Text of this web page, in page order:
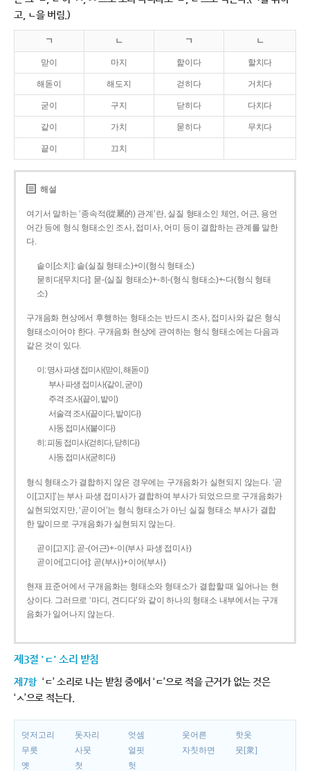
고, ㄴ을 버림.)
ㄱ ㄴ ㄱ ㄴ
맏이 마지 핥이다 할치다
해돋이 해도지 걷히다 거치다
굳이 구지 닫히다 다치다
같이 가치 묻히다 무치다
끝이 끄치
해설
여기서 말하는 ‘종속적(從屬的) 관계’란, 실질 형태소인 체언, 어근, 용언
어간 등에 형식 형태소인 조사, 접미사, 어미 등이 결합하는 관계를 말한
다.
솥이[소치]: 솥(실질 형태소)+이(형식 형태소)
묻히다[무치다]: 묻­-(실질 형태소)+­-히­-(형식 형태소)+-다(형식 형태
소)
구개음화 현상에서 후행하는 형태소는 반드시 조사, 접미사와 같은 형식
형태소이어야 한다. 구개음화 현상에 관여하는 형식 형태소에는 다음과
같은 것이 있다.
이: 명사 파생 접미사(맏이, 해돋이)
부사 파생 접미사(같이, 굳이)
주격 조사(끝이, 밭이)
서술격 조사(끝이다, 밭이다)
사동 접미사(붙이다)
히: 피동 접미사(걷히다, 닫히다)
사동 접미사(굳히다)
형식 형태소가 결합하지 않은 경우에는 구개음화가 실현되지 않는다. ‘곧
이[고지]’는 부사 파생 접미사가 결합하여 부사가 되었으므로 구개음화가
실현되었지만, ‘곧이어’는 형식 형태소가 아닌 실질 형태소 부사가 결합
한 말이므로 구개음화가 실현되지 않는다.
곧이[고지]: 곧-­(어근)+­-이(부사 파생 접미사)
곧이어[고디어]: 곧(부사)+이어(부사)
현재 표준어에서 구개음화는 형태소와 형태소가 결합할 때 일어나는 현
상이다. 그러므로 ‘마디, 견디다’와 같이 하나의 형태소 내부에서는 구개
음화가 일어나지 않는다.
제3절 'ㄷ' 소리 받침
제7항 ‘ㄷ’ 소리로 나는 받침 중에서 ‘ㄷ’으로 적을 근거가 없는 것은
‘ㅅ’으로 적는다.
덧저고리 돗자리 엇셈 웃어른
핫옷
무릇
사뭇 얼핏 자칫하면
뭇[衆]
옛
첫 헛